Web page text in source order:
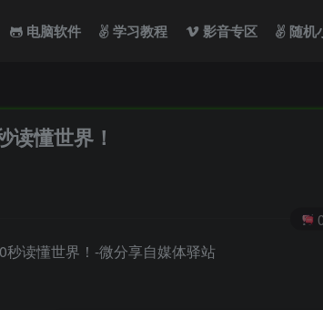
电脑软件 学习教程 影音专区 随机
读懂世界！